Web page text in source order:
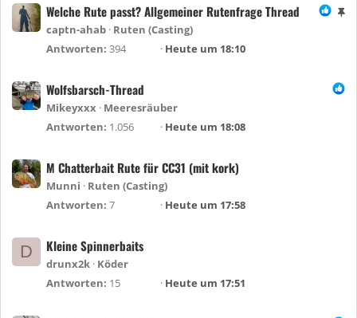
A
Welche Rute passt? Allgemeiner Rutenfrage Thread
captn-ahab Ruten (Casting)
Antworten 394 Heute um 18:10
Wolfsbarsch-Thread
Mikeyxxx
Meeresräuber
Antworten 1.056 Heute um 18:08
M Chatterbait Rute für CC31 (mit kork)
Munni
Ruten (Casting)
Antworten 7 Heute um 17:58
D Kleine Spinnerbaits
drunx2k Köder
Antworten 15 Heute um 17:51